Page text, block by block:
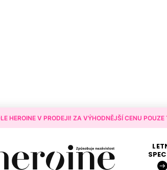
HEROINE V PRODEJI! ZA VÝHODNĚJŠÍ CENU